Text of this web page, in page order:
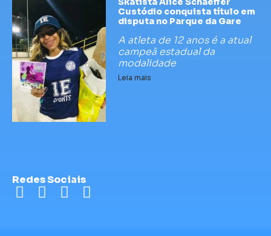
Custódio conquista título em
disputa no Parque da Gare
A atleta de 12 anos é a atual
campeã estadual da
modalidade
Leia mais
Redes Sociais